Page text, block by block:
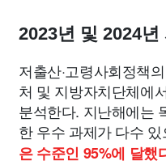
2023년 및 2024
저출산·고령사회정책
처 및 지방자치단체에
분석한다. 지난해에는
한 우수 과제가 다수 있
은 수준인 95%에 달했